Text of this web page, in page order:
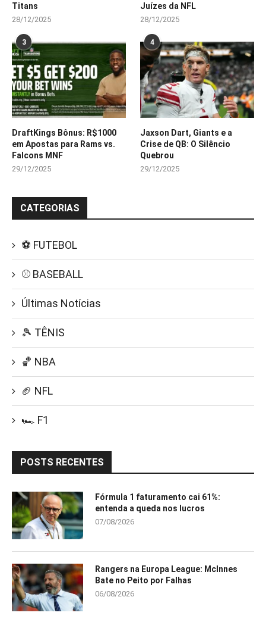
Titans
28/12/2025
Juízes da NFL
28/12/2025
3
DraftKings Bônus: R$1000
em Apostas para Rams vs.
Falcons MNF
29/12/2025
4
Jaxson Dart, Giants e a
Crise de QB: O Silêncio
Quebrou
29/12/2025
CATEGORIAS
⚽ FUTEBOL
⚾ BASEBALL
Últimas Notícias
🎾 TÊNIS
🏀 NBA
🏈 NFL
🏎️ F1
POSTS RECENTES
Fórmula 1 faturamento cai 61%:
entenda a queda nos lucros
07/08/2026
Rangers na Europa League: McInnes
Bate no Peito por Falhas
06/08/2026